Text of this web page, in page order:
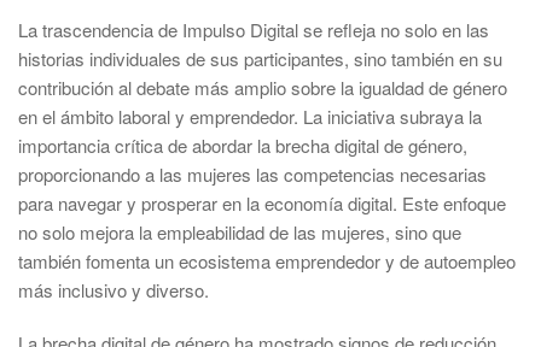
La trascendencia de Impulso Digital se refleja no solo en las
historias individuales de sus participantes, sino también en su
contribución al debate más amplio sobre la igualdad de género
en el ámbito laboral y emprendedor. La iniciativa subraya la
importancia crítica de abordar la brecha digital de género,
proporcionando a las mujeres las competencias necesarias
para navegar y prosperar en la economía digital. Este enfoque
no solo mejora la empleabilidad de las mujeres, sino que
también fomenta un ecosistema emprendedor y de autoempleo
más inclusivo y diverso.